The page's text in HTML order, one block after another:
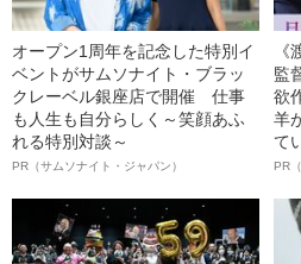
オープン1周年を記念した特別イ
ベントがサムソナイト・ブラッ
クレーベル銀座店で開催 仕事
も人生も自分らしく～笑顔あふ
れる特別対談～
PR（サムソナイト・ジャパン）
監
欲
羊
て
PR